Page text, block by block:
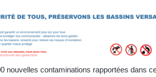
nouvelles contaminations rapportées dans